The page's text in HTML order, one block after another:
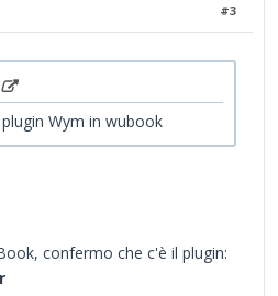
#3
Wym in wubook
confermo che c'è il plugin: